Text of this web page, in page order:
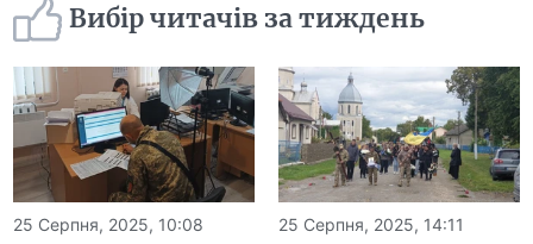
Вибір читачів за тиждень
25 Серпня, 2025, 10:08 25 Серпня, 2025, 14:11